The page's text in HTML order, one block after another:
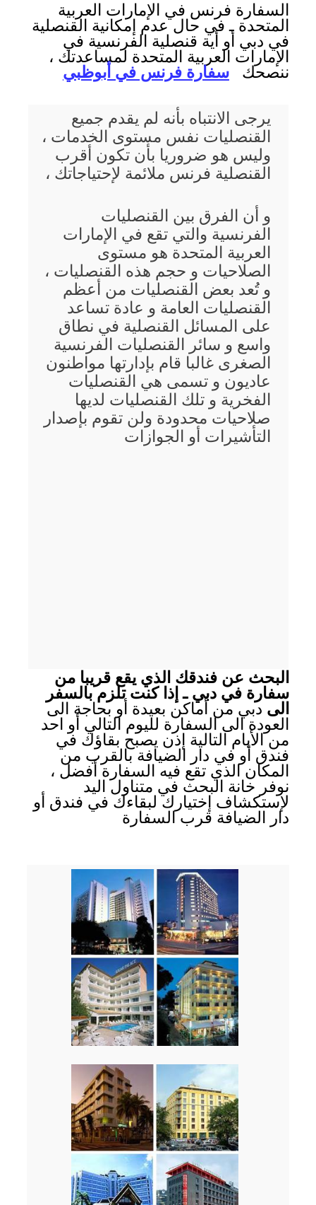
السفارة فرنس في الإمارات العربية
المتحدة ـ في حال عدم إمكانية القنصلية
في دبي أو أية قنصلية الفرنسية في
الإمارات العربية المتحدة لمساعدتك ،
ننصحكسفارة فرنس في أبوظبي
يرجى الانتباه بأنه لم يقدم جميع
القنصليات نفس مستوى الخدمات ،
وليس هو ضروريا بأن تكون أقرب
القنصلية فرنس ملائمة لإحتياجاتك ،
و أن الفرق بين القنصليات
الفرنسية والتي تقع في الإمارات
العربية المتحدة هو مستوى
الصلاحيات و حجم هذه القنصليات ،
و تُعد بعض القنصليات من أعظم
القنصليات العامة و عادة تساعد
على المسائل القنصلية في نطاق
واسع و سائر القنصليات الفرنسية
الصغرى غالبا قام بإدارتها مواطنون
عاديون و تسمى هي القنصليات
الفخرية و تلك القنصليات لديها
صلاحيات محدودة ولن تقوم بإصدار
التأشيرات أو الجوازات
البحث عن فندقك الذي يقع قريبا من
سفارة في دبي ـ إذا كنت تلزم بالسفر
الى دبي من أماكن بعيدة أو بحاجة الى
العودة الى السفارة لليوم التالي أو احد
من الأيام التالية إذن يصبح بقاؤك في
فندق أو في دار الضيافة بالقرب من
المكان الذي تقع فيه السفارة أفضل ،
نوفر خانة البحث في متناول اليد
لإستكشاف إختيارك لبقاءك في فندق أو
دار الضيافة قرب السفارة